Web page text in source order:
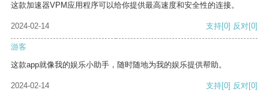
这款加速器VPM应用程序可以给你提供最高速度和安全性的连接。
2024-02-14 支持[0] 反对[0]
游客
这款app就像我的娱乐小助手，随时随地为我的娱乐提供帮助。
2024-02-14 支持[0] 反对[0]